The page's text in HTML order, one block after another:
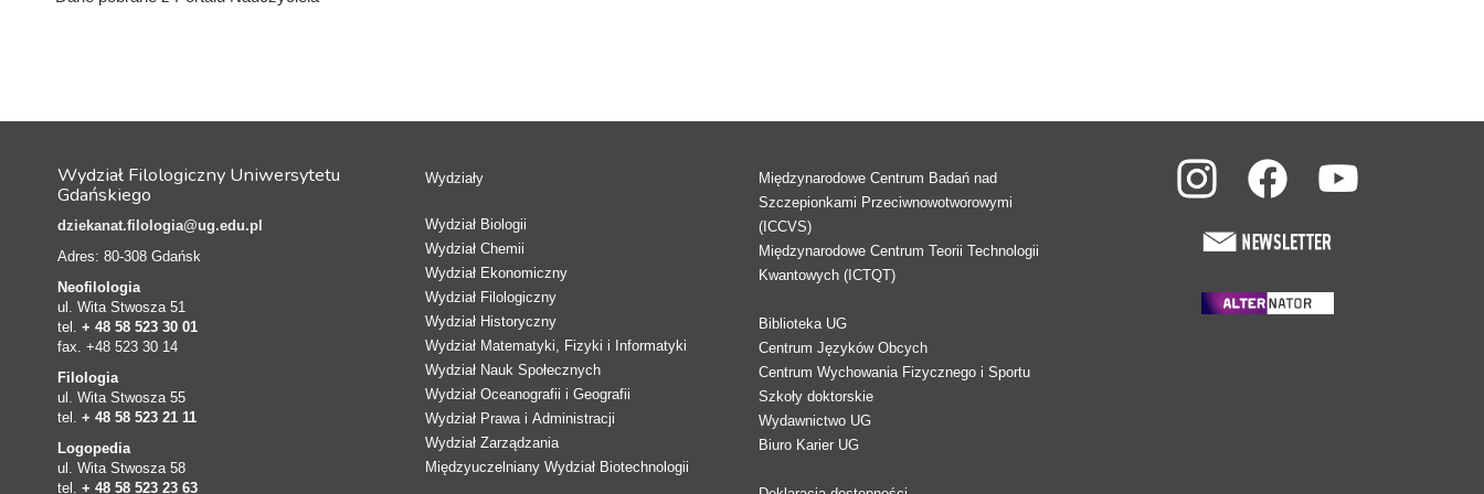
Wydział Filologiczny Uniwersytetu
Gdańskiego
dziekanat.filologia@ug.edu.pl
Adres: 80-308 Gdańsk
Neofilologia
ul. Wita Stwosza 51
tel. + 48 58 523 30 01
fax. +48 523 30 14
Filologia
ul. Wita Stwosza 55
tel. + 48 58 523 21 11
Logopedia
ul. Wita Stwosza 58
tel. + 48 58 523 23 63
Wydziały
Wydział Biologii
Wydział Chemii
Wydział Ekonomiczny
Wydział Filologiczny
Wydział Historyczny
Wydział Matematyki, Fizyki i Informatyki
Wydział Nauk Społecznych
Wydział Oceanografii i Geografii
Wydział Prawa i Administracji
Wydział Zarządzania
Międzyuczelniany Wydział Biotechnologii
Międzynarodowe Centrum Badań nad
Szczepionkami Przeciwnowotworowymi
(ICCVS)
Międzynarodowe Centrum Teorii Technologii
Kwantowych (ICTQT)
Biblioteka UG
Centrum Języków Obcych
Centrum Wychowania Fizycznego i Sportu
Szkoły doktorskie
Wydawnictwo UG
Biuro Karier UG